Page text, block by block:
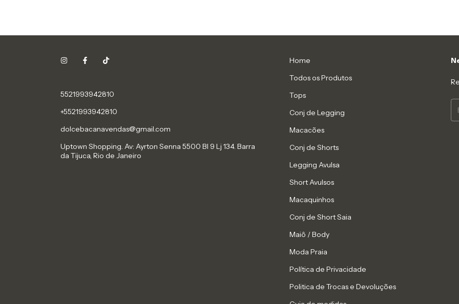
5521993942810
+5521993942810
dolcebacanavendas@gmail.com
Uptown Shopping. Av: Ayrton Senna 5500 Bl 9 Lj 134. Barra
da Tijuca, Rio de Janeiro
Home
Todos os Produtos
Tops
Conj de Legging
Macacões
Conj de Shorts
Legging Avulsa
Short Avulsos
Macaquinhos
Conj de Short Saia
Maiô / Body
Moda Praia
Política de Privacidade
Politica de Trocas e Devoluções